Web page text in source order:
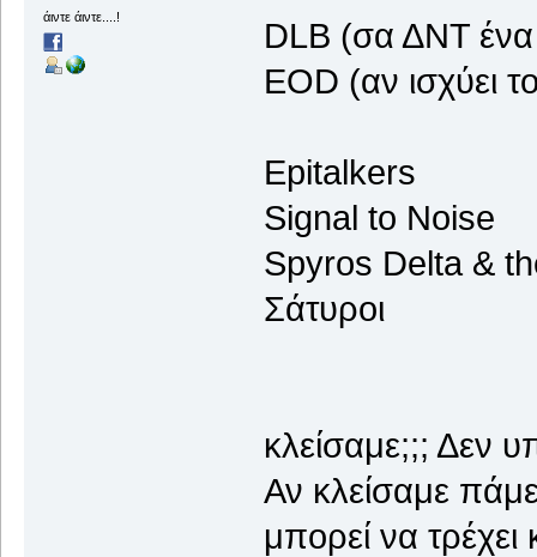
άιντε άιντε....!
DLB (σα ΔΝΤ
EOD (αν ισχύει
Εpitalkers
Signal to Noise
Spyros Delta &
Σάτυροι
κλείσαμε;;; Δεν
Αν κλείσαμε
μπορεί να